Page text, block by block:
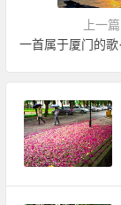
上一篇